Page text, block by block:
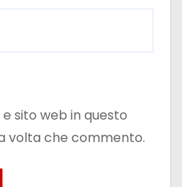
sito web in questo
volta che commento.